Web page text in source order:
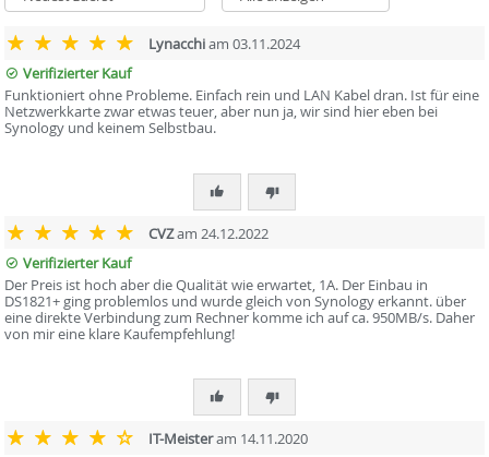
Lynacchiam 03.11.2024
Verifizierter Kauf
Funktioniert ohne Probleme. Einfach rein und LAN Kabel dran. Ist für eine
Netzwerkkarte zwar etwas teuer, aber nun ja, wir sind hier eben bei
Synology und keinem Selbstbau.
CVZam 24.12.2022
Verifizierter Kauf
Der Preis ist hoch aber die Qualität wie erwartet, 1A. Der Einbau in
DS1821+ ging problemlos und wurde gleich von Synology erkannt. über
eine direkte Verbindung zum Rechner komme ich auf ca. 950MB/s. Daher
von mir eine klare Kaufempfehlung!
IT-Meisteram 14.11.2020